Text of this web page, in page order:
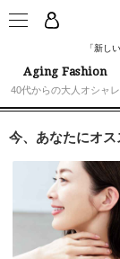
「新し
Aging Fashion
40代からの大人オシャレ
今、あなたにオス